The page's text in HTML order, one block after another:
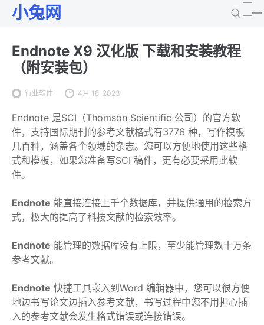
小兔网
Endnote X9 汉化版 下载和安装教程
（附安装包）
行业软件 4月 18, 2023
Endnote 是SCI（Thomson Scientific 公司）的官方软
件，支持国际期刊的参考文献格式有3776 种，写作模板
几百种，涵盖各个领域的杂志。您可以方便地使用这些格
式和模板，如果您准备写SCI 稿件，更有必要采用此软
件。
Endnote 能直接连接上千个数据库，并提供通用的检索方
式，极大的提高了科技文献的检索效率。
Endnote 能管理的数据库没有上限，至少能管理数十万条
参考文献。
Endnote 快捷工具嵌入到Word 编辑器中，您可以很方便
地边书写论文边插入参考文献，书写过程中您不用担心插
入的参考文献会发生格式错误或连接错误。